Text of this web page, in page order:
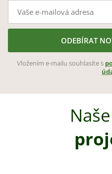
ODEBÍRAT
Vložením e-mailu souhlasíte s